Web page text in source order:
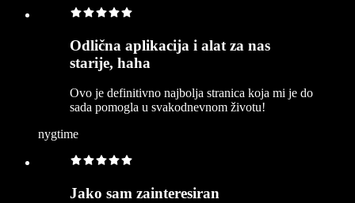
Odlična aplikacija i alat za nas
starije, haha
Ovo je definitivno najbolja stranica koja mi je do
sada pomogla u svakodnevnom životu!
nygtime
Jako sam zainteresiran